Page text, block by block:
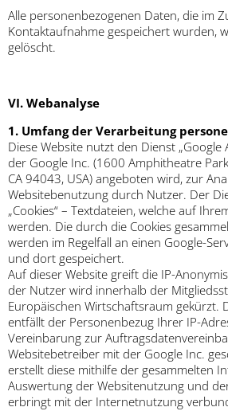
Alle personenbezogenen Daten, die im
Kontaktaufnahme gespeichert wurden,
gelöscht.
VI. Webanalyse
1. Umfang der Verarbeitung
Diese Website nutzt den Dienst „Google
der Google Inc. (1600 Amphitheatre
CA 94043, USA) angeboten wird, zur
Websitebenutzung durch Nutzer. Der
„Cookies“ – Textdateien, welche auf
werden. Die durch die Cookies
werden im Regelfall an einen Google-
und dort gespeichert.
Auf dieser Website greift die IP-
der Nutzer wird innerhalb der
Europäischen Wirtschaftsraum gekürzt.
entfällt der Personenbezug Ihrer IP-
Vereinbarung zur
Websitebetreiber mit der Google Inc.
erstellt diese mithilfe der gesammelten
Auswertung der Websitenutzung und
erbringt mit der Internetnutzung